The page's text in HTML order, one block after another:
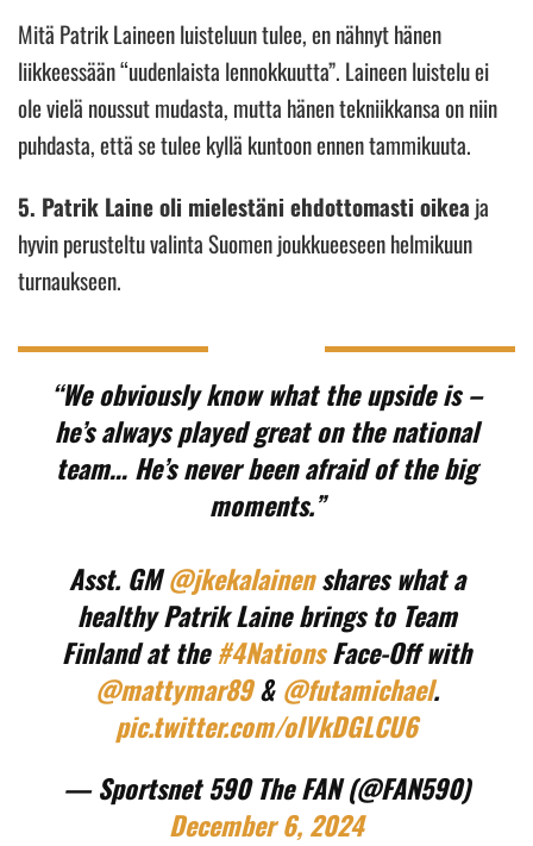
Mitä Patrik Laineen luisteluun tulee, en nähnyt hänen
liikkeessään “uudenlaista lennokkuutta”. Laineen luistelu ei
ole vielä noussut mudasta, mutta hänen tekniikkansa on niin
puhdasta, että se tulee kyllä kuntoon ennen tammikuuta.
5. Patrik Laine oli mielestäni ehdottomasti oikea ja
hyvin perusteltu valinta Suomen joukkueeseen helmikuun
turnaukseen.
“We obviously know what the upside is –
he’s always played great on the national
team… He’s never been afraid of the big
moments.”
Asst. GM@jkekalainenshares what a
healthy Patrik Laine brings to Team
Finland at the#4NationsFace-Off with
@mattymar89& @futamichael.
pic.twitter.com/olVkDGLCU6
— Sportsnet 590 The FAN (@FAN590)
December 6, 2024